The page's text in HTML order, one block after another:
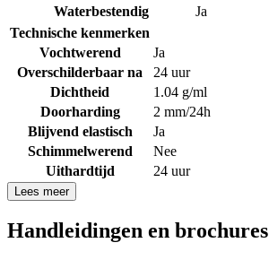
Waterbestendig
Ja
Technische kenmerken
Vochtwerend
Ja
Overschilderbaar na
24 uur
Dichtheid
1.04 g/ml
Doorharding
2 mm/24h
Blijvend elastisch
Ja
Schimmelwerend
Nee
Uithardtijd
24 uur
Lees meer
Handleidingen en brochures